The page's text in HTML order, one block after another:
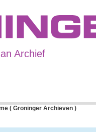
Archief
( Groninger Archieven )